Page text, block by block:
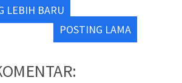
LEBIH BARU
POSTING LAMA